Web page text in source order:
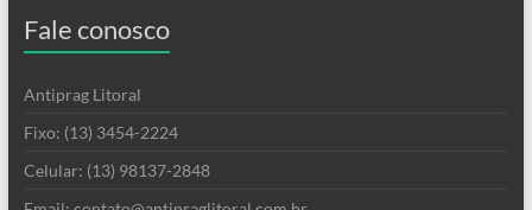
Fale conosco
Antiprag Litoral
Fixo: (13) 3454-2224
Celular: (13) 98137-2848